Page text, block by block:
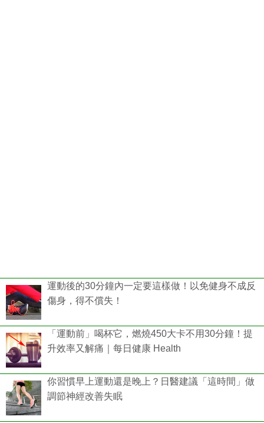
運動後的30分鐘內一定要這樣做！以免健身不成反
傷身，得不償失！
「運動前」喝杯它，燃燒450大卡不用30分鐘！提
升效率又解痛｜每日健康 Health
你習慣早上運動還是晚上？日醫建議「這時間」做
調節神經改善失眠